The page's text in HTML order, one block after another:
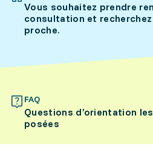
Vous souhaitez prendre
consultation et
proche.
FAQ
Questions d’orientation
posées